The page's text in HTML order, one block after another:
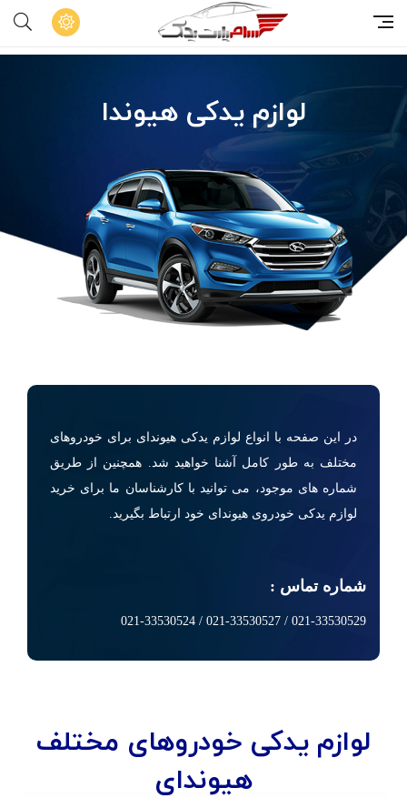
لوازم یدکی هیوندا
در این صفحه با انواع لوازم یدکی هیوندای برای خودروهای
مختلف به طور کامل آشنا خواهید شد. همچنین از طریق
شماره های موجود، می توانید با کارشناسان ما برای خرید
لوازم یدکی خودروی هیوندای خود ارتباط بگیرید.
شماره تماس :
021-33530529 / 021-33530527 / 021-33530524
لوازم یدکی خودروهای مختلف
هیوندای